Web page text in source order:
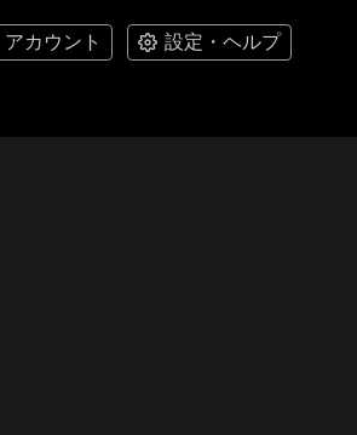
アカウント 設定・ヘルプ